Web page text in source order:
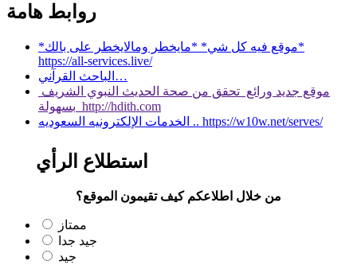
روابط هامة
*موقع فيه كل شي* *مايخطر ومالايخطر على بالك*
https://all-services.live/
الباحث القرآني…
موقع جديد ورائع تحقق من صحة الحديث النبوي الشريف
بسهولة http://hdith.com
الخدمات الإلكترونيه السعوديه .. https://w10w.net/serves/
استطلاع الرأي
من خلال اطلاعكم كيف تقيمون الموقع؟
ممتاز
جيد جدا
جيد